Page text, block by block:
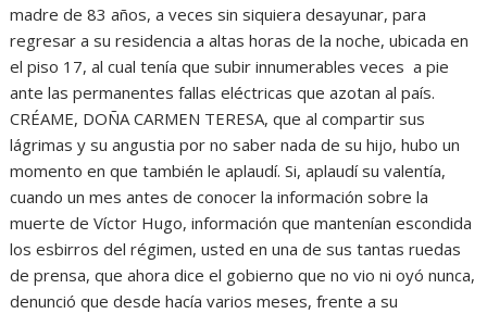
madre de 83 años, a veces sin siquiera desayunar, para
regresar a su residencia a altas horas de la noche, ubicada en
el piso 17, al cual tenía que subir innumerables veces a pie
ante las permanentes fallas eléctricas que azotan al país.
CRÉAME, DOÑA CARMEN TERESA, que al compartir sus
lágrimas y su angustia por no saber nada de su hijo, hubo un
momento en que también le aplaudí. Si, aplaudí su valentía,
cuando un mes antes de conocer la información sobre la
muerte de Víctor Hugo, información que mantenían escondida
los esbirros del régimen, usted en una de sus tantas ruedas
de prensa, que ahora dice el gobierno que no vio ni oyó nunca,
denunció que desde hacía varios meses, frente a su